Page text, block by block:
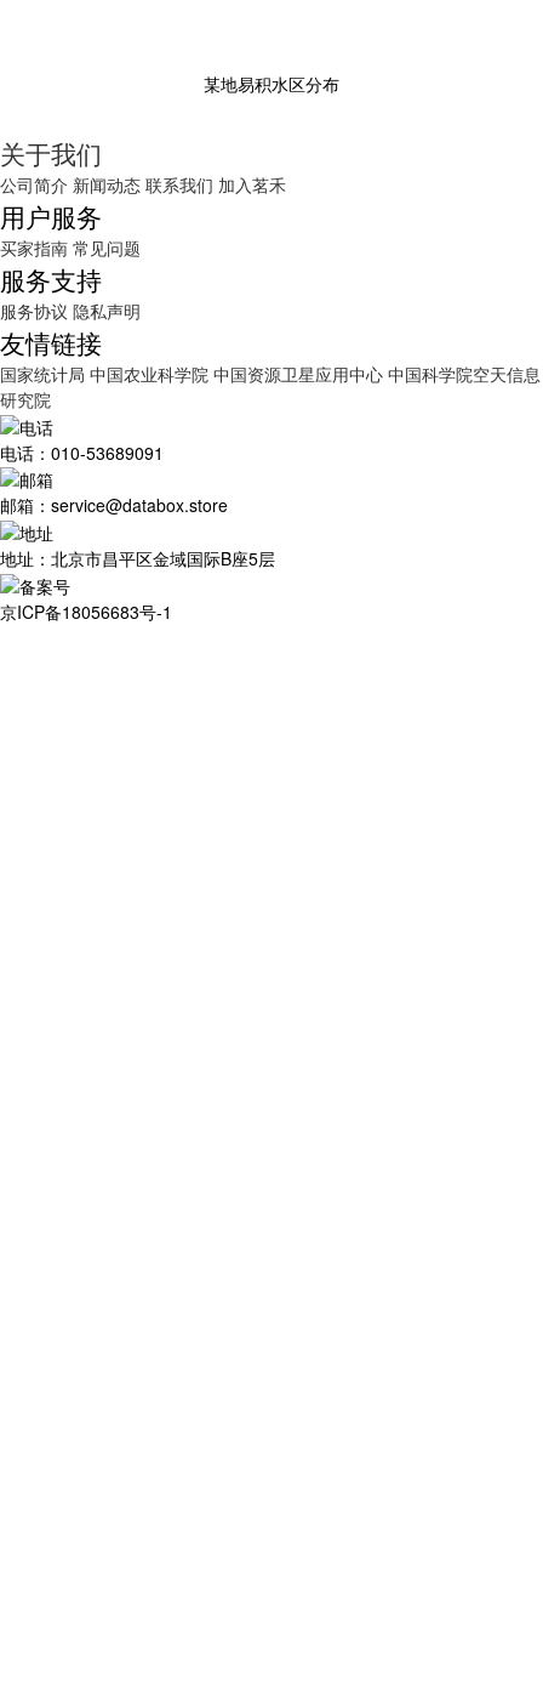
某地易积水区分布
关于我们
公司简介 新闻动态 联系我们 加入茗禾
用户服务
买家指南 常见问题
服务支持
服务协议 隐私声明
友情链接
国家统计局 中国农业科学院 中国资源卫星应用中心 中国科学院空天信息
研究院
电话：010-53689091
邮箱：service@databox.store
地址：北京市昌平区金域国际B座5层
京ICP备18056683号-1